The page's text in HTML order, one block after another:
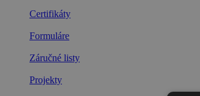
Certifikáty
Formuláre
Záručné listy
Projekty